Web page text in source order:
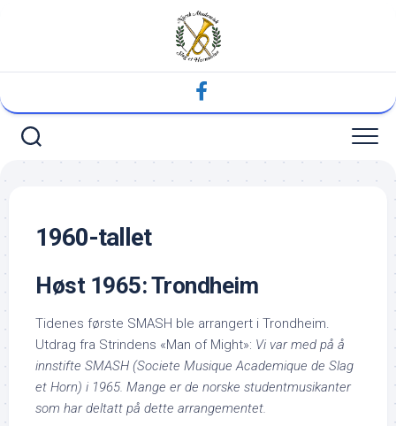
1960-tallet
Høst 1965: Trondheim
Tidenes første SMASH ble arrangert i Trondheim.
Utdrag fra Strindens «Man of Might»: Vi var med på å
innstifte SMASH (Societe Musique Academique de Slag
et Horn) i 1965. Mange er de norske studentmusikanter
som har deltatt på dette arrangementet.